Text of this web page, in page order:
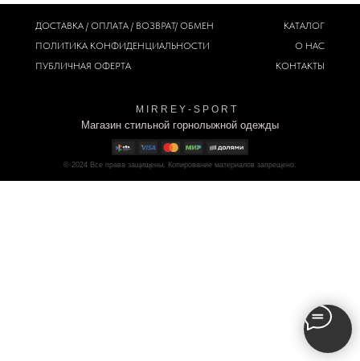
M I R R E Y - S P O R T
Магазин стильной горнолыжной одежды
© 2024 Все права защищены. Копирование материалов запрещено.
ДОСТАВКА / ОПЛАТА / ВОЗВРАТ/ ОБМЕН
ПОЛИТИКА КОНФИДЕНЦИАЛЬНОСТИ
ПУБЛИЧНАЯ ОФЕРТА
КАТАЛОГ
О НАС
КОНТАКТЫ